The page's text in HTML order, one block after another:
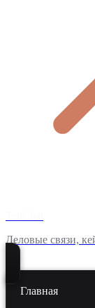
Деловые связи,
Главная